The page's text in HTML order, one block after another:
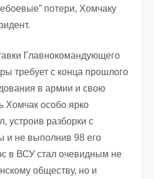
потери, Хомчаку
Главнокомандующего
требует с конца прошлого
в армии и свою
Хомчак особо ярко
устроив разборки с
и не выполнив 98 его
в ВСУ стал очевидным не
обществу, но и